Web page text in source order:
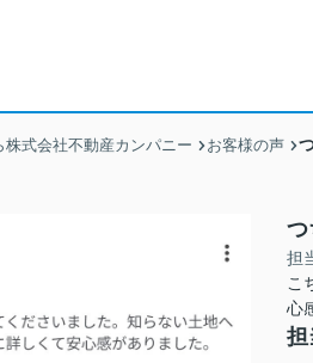
式会社不動産カンパニー お客様の声
つ
担
こ
心
担